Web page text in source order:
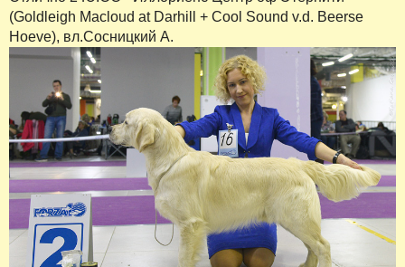
(Goldleigh Macloud at Darhill + Cool Sound v.d. Beerse
Hoeve), вл.Сосницкий А.